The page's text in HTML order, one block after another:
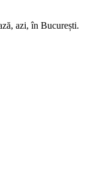
azi, în București.